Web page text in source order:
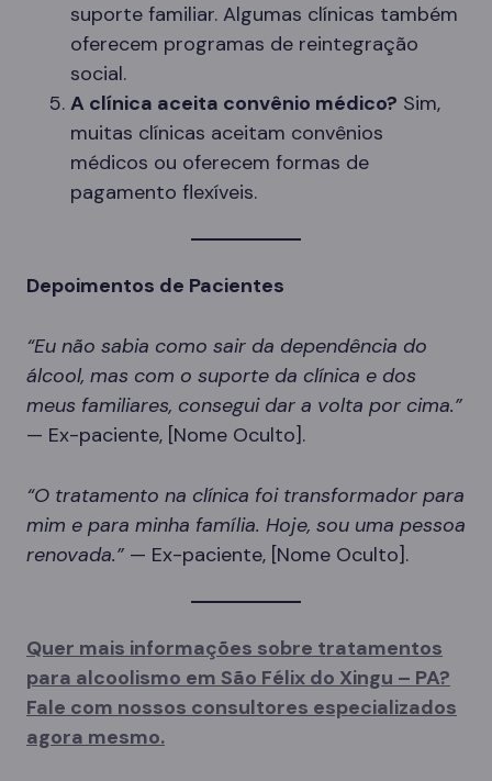
suporte familiar. Algumas clínicas também
oferecem programas de reintegração
social.
A clínica aceita convênio médico? Sim,
muitas clínicas aceitam convênios
médicos ou oferecem formas de
pagamento flexíveis.
Depoimentos de Pacientes
“Eu não sabia como sair da dependência do
álcool, mas com o suporte da clínica e dos
meus familiares, consegui dar a volta por cima.”
— Ex-paciente, [Nome Oculto].
“O tratamento na clínica foi transformador para
mim e para minha família. Hoje, sou uma pessoa
renovada.” — Ex-paciente, [Nome Oculto].
Quer mais informações sobre tratamentos
para alcoolismo em São Félix do Xingu – PA?
Fale com nossos consultores especializados
agora mesmo.